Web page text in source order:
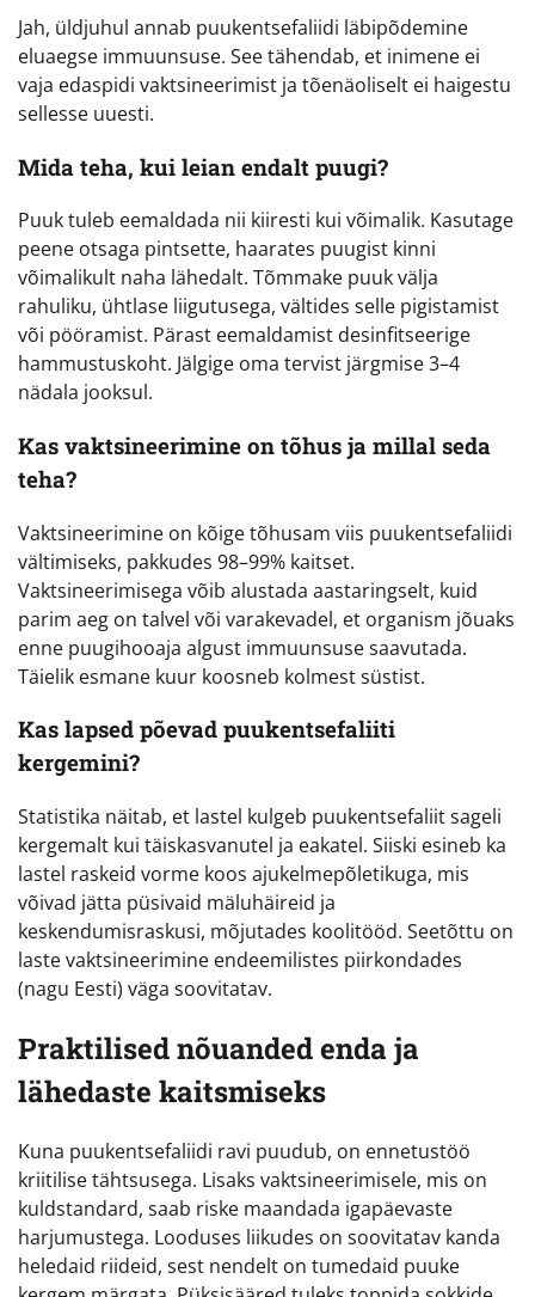
Jah, üldjuhul annab puukentsefaliidi läbipõdemine
eluaegse immuunsuse. See tähendab, et inimene ei
vaja edaspidi vaktsineerimist ja tõenäoliselt ei haigestu
sellesse uuesti.
Mida teha, kui leian endalt puugi?
Puuk tuleb eemaldada nii kiiresti kui võimalik. Kasutage
peene otsaga pintsette, haarates puugist kinni
võimalikult naha lähedalt. Tõmmake puuk välja
rahuliku, ühtlase liigutusega, vältides selle pigistamist
või pööramist. Pärast eemaldamist desinfitseerige
hammustuskoht. Jälgige oma tervist järgmise 3–4
nädala jooksul.
Kas vaktsineerimine on tõhus ja millal seda
teha?
Vaktsineerimine on kõige tõhusam viis puukentsefaliidi
vältimiseks, pakkudes 98–99% kaitset.
Vaktsineerimisega võib alustada aastaringselt, kuid
parim aeg on talvel või varakevadel, et organism jõuaks
enne puugihooaja algust immuunsuse saavutada.
Täielik esmane kuur koosneb kolmest süstist.
Kas lapsed põevad puukentsefaliiti
kergemini?
Statistika näitab, et lastel kulgeb puukentsefaliit sageli
kergemalt kui täiskasvanutel ja eakatel. Siiski esineb ka
lastel raskeid vorme koos ajukelmepõletikuga, mis
võivad jätta püsivaid mäluhäireid ja
keskendumisraskusi, mõjutades koolitööd. Seetõttu on
laste vaktsineerimine endeemilistes piirkondades
(nagu Eesti) väga soovitatav.
Praktilised nõuanded enda ja
lähedaste kaitsmiseks
Kuna puukentsefaliidi ravi puudub, on ennetustöö
kriitilise tähtsusega. Lisaks vaktsineerimisele, mis on
kuldstandard, saab riske maandada igapäevaste
harjumustega. Looduses liikudes on soovitatav kanda
heledaid riideid, sest nendelt on tumedaid puuke